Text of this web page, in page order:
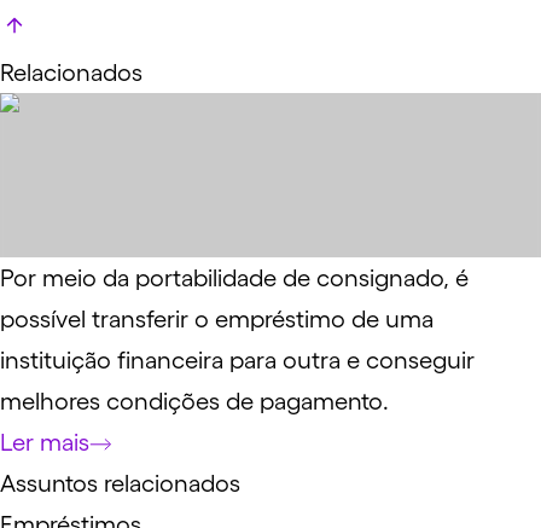
Relacionados
Por meio da portabilidade de consignado, é
possível transferir o empréstimo de uma
instituição financeira para outra e conseguir
melhores condições de pagamento.
Ler mais
Assuntos relacionados